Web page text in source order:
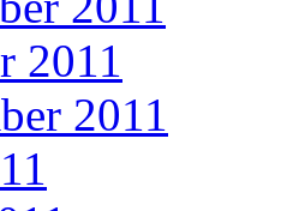
2011
2011